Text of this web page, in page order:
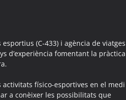
Aguilar de Segarra
de Segarra
Segarra
Agullana
(C-433) i agència de viatges
d’experiència fomentant la pràctica
activitats físico-esportives en el medi
a conèixer les possibilitats que